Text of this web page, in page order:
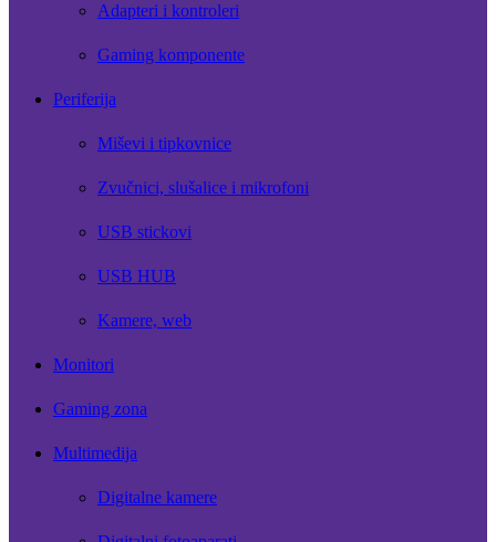
Adapteri i kontroleri
Gaming komponente
Periferija
Miševi i tipkovnice
Zvučnici, slušalice i mikrofoni
USB stickovi
USB HUB
Kamere, web
Monitori
Gaming zona
Multimedija
Digitalne kamere